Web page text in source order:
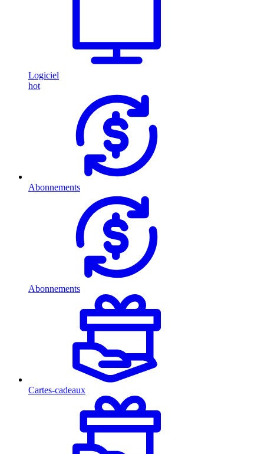
Logiciel
hot
Abonnements
Abonnements
Cartes-cadeaux